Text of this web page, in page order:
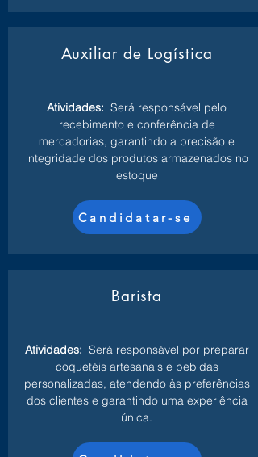
Auxiliar de Logística
Atividades: Será responsável pelo
recebimento e conferência de
mercadorias, garantindo a precisão e
integridade dos produtos armazenados no
estoque
Candidatar-se
Barista
Atividades: Será responsável por preparar
coquetéis artesanais e bebidas
personalizadas, atendendo às preferências
dos clientes e garantindo uma experiência
única.